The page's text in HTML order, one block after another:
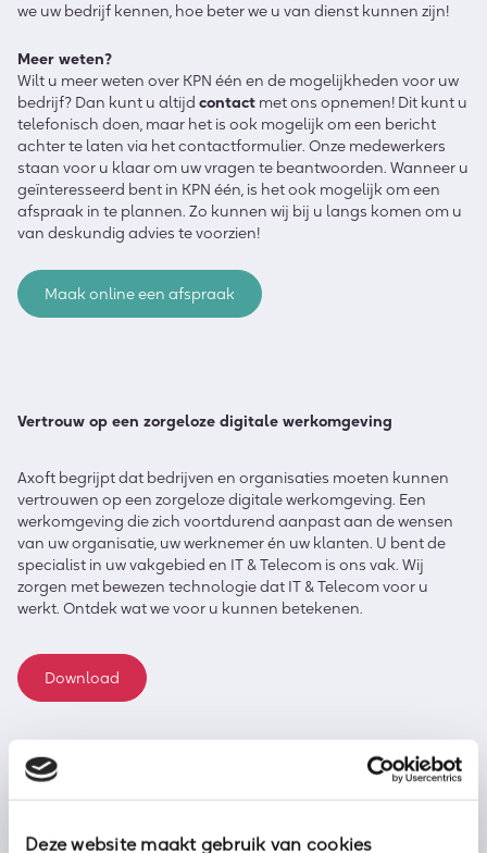
Deze website maakt gebruik van cookies
we uw bedrijf kennen, hoe beter we u van dienst kunnen zijn!
Meer weten?
Wilt u meer weten over KPN één en de mogelijkheden voor uw
bedrijf? Dan kunt u altijd contact met ons opnemen! Dit kunt u
telefonisch doen, maar het is ook mogelijk om een bericht
achter te laten via het contactformulier. Onze medewerkers
staan voor u klaar om uw vragen te beantwoorden. Wanneer u
geïnteresseerd bent in KPN één, is het ook mogelijk om een
afspraak in te plannen. Zo kunnen wij bij u langs komen om u
van deskundig advies te voorzien!
Maak online een afspraak
Vertrouw op een zorgeloze digitale werkomgeving
Axoft begrijpt dat bedrijven en organisaties moeten kunnen
vertrouwen op een zorgeloze digitale werkomgeving. Een
werkomgeving die zich voortdurend aanpast aan de wensen
van uw organisatie, uw werknemer én uw klanten. U bent de
specialist in uw vakgebied en IT & Telecom is ons vak. Wij
zorgen met bewezen technologie dat IT & Telecom voor u
werkt. Ontdek wat we voor u kunnen betekenen.
Download